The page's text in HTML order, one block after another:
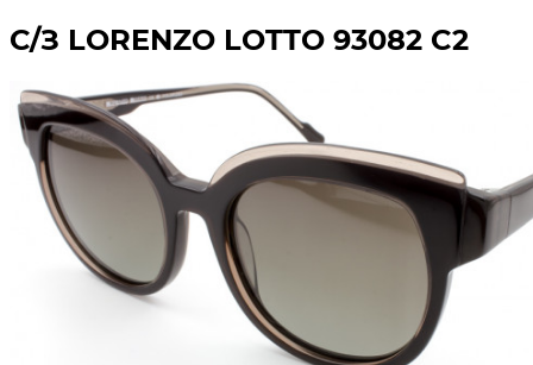
С/З LORENZO LOTTO 93082 C2